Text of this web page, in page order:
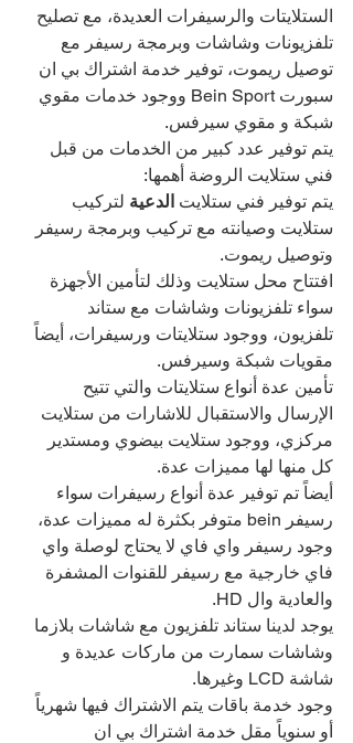
الستلايتات والرسيفرات العديدة، مع تصليح
تلفزيونات وشاشات وبرمجة رسيفر مع
توصيل ريموت، توفير خدمة اشتراك بي ان
سبورت Bein Sport ووجود خدمات مقوي
شبكة و مقوي سيرفس.
يتم توفير عدد كبير من الخدمات من قبل
فني ستلايت الروضة أهمها:
يتم توفير فني ستلايت الدعية لتركيب
ستلايت وصيانته مع تركيب وبرمجة رسيفر
وتوصيل ريموت.
افتتاح محل ستلايت وذلك لتأمين الأجهزة
سواء تلفزيونات وشاشات مع ستاند
تلفزيون، ووجود ستلايتات ورسيفرات، أيضاً
مقويات شبكة وسيرفس.
تأمين عدة أنواع ستلايتات والتي تتيح
الإرسال والاستقبال للاشارات من ستلايت
مركزي، ووجود ستلايت بيضوي ومستدير
كل منها لها مميزات عدة.
أيضاً تم توفير عدة أنواع رسيفرات سواء
رسيفر bein متوفر بكثرة له مميزات عدة،
وجود رسيفر واي فاي لا يحتاج لوصلة واي
فاي خارجية مع رسيفر للقنوات المشفرة
والعادية وال HD.
يوجد لدينا ستاند تلفزيون مع شاشات بلازما
وشاشات سمارت من ماركات عديدة و
شاشة LCD وغيرها.
وجود خدمة باقات يتم الاشتراك فيها شهرياً
أو سنوياً مقل خدمة اشتراك بي ان